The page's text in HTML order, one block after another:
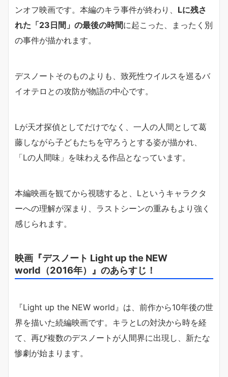
ンオフ映画です。本編のキラ事件が終わり、 Lに残さ
れた「23日間」の最後の時間に起こった、まったく別
の事件が描かれます。
デスノートそのものよりも、致死性ウイルスを巡るバ
イオテロとの攻防が物語の中心です。
Lが天才探偵としてだけでなく、一人の人間として葛
藤しながら子どもたちを守ろうとする姿が描かれ、
「Lの人間味」を味わえる作品となっています。
本編映画を観てから視聴すると、Lというキャラクタ
ーへの理解が深まり、ラストシーンの重みもより強く
感じられます。
映画『デスノート Light up the NEW
world（2016年）』のあらすじ！
『Light up the NEW world』は、前作から10年後の世
界を描いた続編映画です。キラとLの対決から時を経
て、再び複数のデスノートが人間界に出現し、新たな
惨劇が始まります。